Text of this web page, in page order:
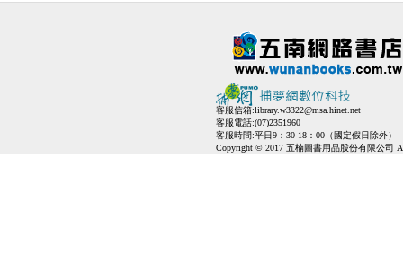
客服信箱:library.w3322@msa.hinet.net
客服電話:(07)2351960
客服時間:平日9：30-18：00（國定假日除外）
Copyright © 2017 五楠圖書用品股份有限公司